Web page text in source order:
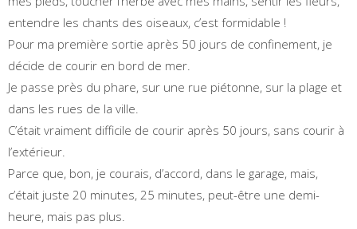
entendre les chants des oiseaux, c’est formidable !
Pour ma première sortie après 50 jours de confinement, je
décide de courir en bord de mer.
Je passe près du phare, sur une rue piétonne, sur la plage et
dans les rues de la ville.
C’était vraiment difficile de courir après 50 jours, sans courir à
l’extérieur.
Parce que, bon, je courais, d’accord, dans le garage, mais,
c’était juste 20 minutes, 25 minutes, peut-être une demi-
heure, mais pas plus.